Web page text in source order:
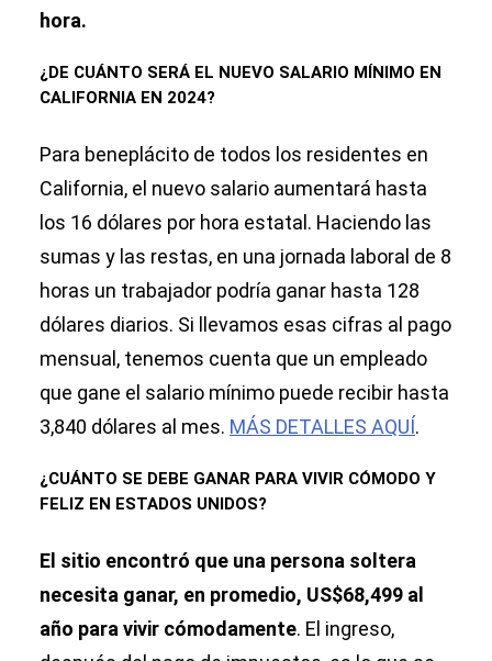
hora.
¿DE CUÁNTO SERÁ EL NUEVO SALARIO MÍNIMO EN
CALIFORNIA EN 2024?
Para beneplácito de todos los residentes en
California, el nuevo salario aumentará hasta
los 16 dólares por hora estatal. Haciendo las
sumas y las restas, en una jornada laboral de 8
horas un trabajador podría ganar hasta 128
dólares diarios. Si llevamos esas cifras al pago
mensual, tenemos cuenta que un empleado
que gane el salario mínimo puede recibir hasta
3,840 dólares al mes. MÁS DETALLES AQUÍ.
¿CUÁNTO SE DEBE GANAR PARA VIVIR CÓMODO Y
FELIZ EN ESTADOS UNIDOS?
El sitio encontró que una persona soltera
necesita ganar, en promedio, US$68,499 al
año para vivir cómodamente. El ingreso,